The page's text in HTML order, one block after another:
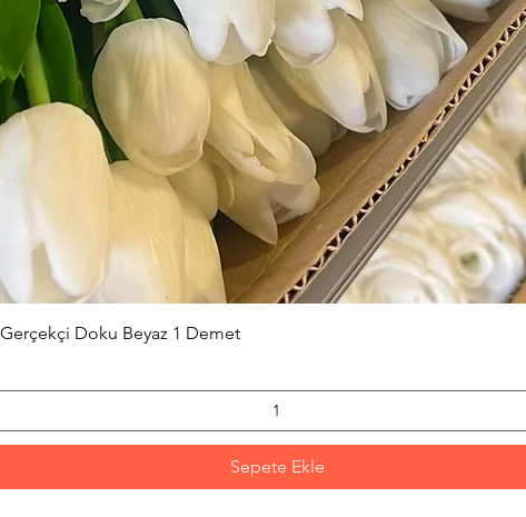
Doku Beyaz 1 Demet
Sepete Ekle